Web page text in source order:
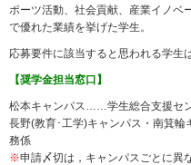
ポーツ活動、社会貢献、産業イノベ
で優れた業績を挙げた学生。
応募要件に該当すると思われる学生
【奨学金担当窓口】
松本キャンパス……学生総合支援セ
長野(教育･工学)キャンパス・南箕
務係
※申請〆切は，キャンパスごとに異